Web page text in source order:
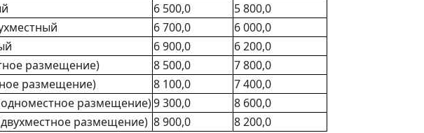
6 500,0
5 800,0
6 700,0
6 000,0
6 900,0
6 200,0
размещение)
8 500,0
7 800,0
размещение)
8 100,0
7 400,0
размещение)9 300,0
8 600,0
размещение) 8 900,0 8 200,0